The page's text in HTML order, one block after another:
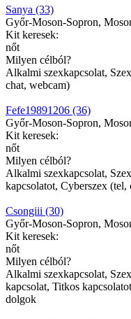
Sanya (33)
Győr-Moson-Sopron,
Kit keresek:
nőt
Milyen célból?
Alkalmi szexkapcsolat,
chat, webcam)
Fefe19891206 (36)
Győr-Moson-Sopron,
Kit keresek:
nőt
Milyen célból?
Alkalmi szexkapcsolat,
kapcsolatot, Cyberszex (tel,
Csongiii (30)
Győr-Moson-Sopron,
Kit keresek:
nőt
Milyen célból?
Alkalmi szexkapcsolat,
kapcsolat, Titkos
dolgok